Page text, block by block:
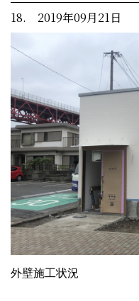
18. 2019年09月21日
外壁施工状況